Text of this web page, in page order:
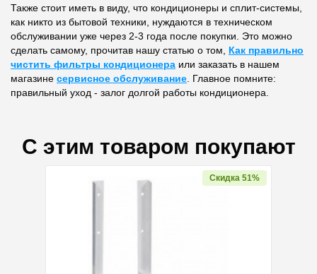
Также стоит иметь в виду, что кондиционеры и сплит-системы,
как никто из бытовой техники, нуждаются в техническом
обслуживании уже через 2-3 года после покупки. Это можно
сделать самому, прочитав нашу статью о том, Как правильно
чистить фильтры кондиционера или заказать в нашем
магазине сервисное обслуживание . Главное помните:
правильный уход - залог долгой работы кондиционера.
С этим товаром покупают
Скидка 51%